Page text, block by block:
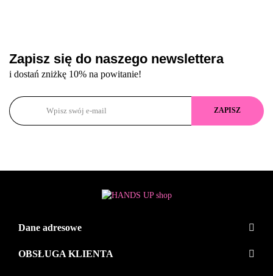
Zapisz się do naszego newslettera
i dostań zniżkę 10% na powitanie!
Dane adresowe
OBSŁUGA KLIENTA